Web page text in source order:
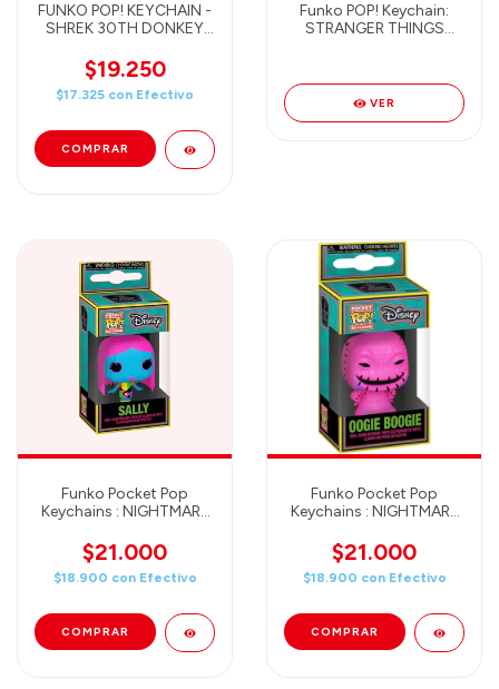
FUNKO POP! KEYCHAIN -
SHREK 30TH DONKEY
$19.250
$17.325 con Efectivo
Funko POP! Keychain:
STRANGER THINGS
VER
Funko Pocket Pop
Keychains : NIGHTMARE
SALLY
$21.000
$18.900 con Efectivo
Funko Pocket Pop
Keychains : NIGHTMARE
OOGIE BOOGIE
$21.000
$18.900 con Efectivo